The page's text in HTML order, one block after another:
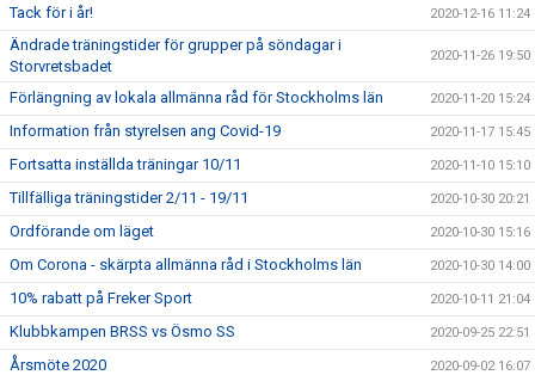
Tack för i år! 2020-12-16 11:24
Ändrade träningstider för grupper på söndagar i
Storvretsbadet
2020-11-26 19:50
Förlängning av lokala allmänna råd för Stockholms län 2020-11-20 15:24
Information från styrelsen ang Covid-19 2020-11-17 15:45
Fortsatta inställda träningar 10/11 2020-11-10 15:10
Tillfälliga träningstider 2/11 - 19/11 2020-10-30 20:21
Ordförande om läget 2020-10-30 15:16
Om Corona - skärpta allmänna råd i Stockholms län 2020-10-30 14:00
10% rabatt på Freker Sport 2020-10-11 21:04
Klubbkampen BRSS vs Ösmo SS 2020-09-25 22:51
Årsmöte 2020 2020-09-02 16:07